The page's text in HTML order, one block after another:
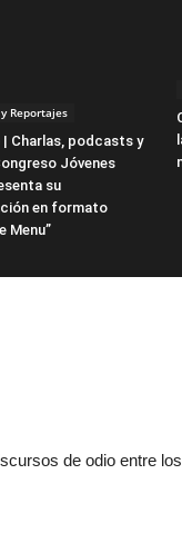
Reportajes
| Charlas, podcasts y
Jóvenes
su
en formato
Menu”
de odio entre los